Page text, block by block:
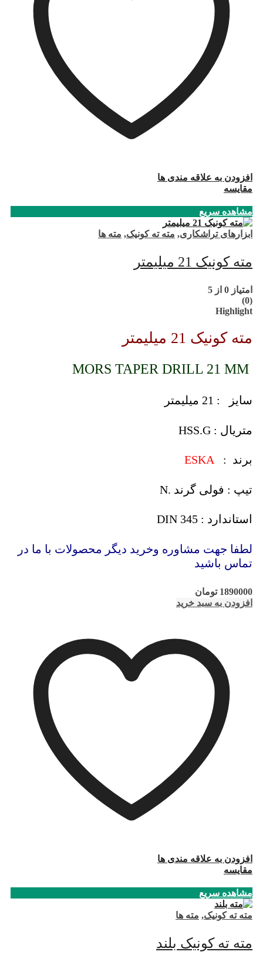
افزودن به علاقه مندی ها
مقایسه
مشاهده سریع
ابزارهای تراشکاری, مته ته کونیک, مته ها
مته کونیک 21 میلیمتر
امتیاز 0 از 5
(0)
Highlight
مته کونیک 21 میلیمتر
سایز : 21 میلیمتر
متریال : HSS.G
برند :
تیپ : فولی گرند .N
استاندارد : DIN 345
لطفا جهت مشاوره وخرید دیگر محصولات با ما در
تماس باشید
1890000 تومان
افزودن به سبد خرید
افزودن به علاقه مندی ها
مقایسه
مشاهده سریع
مته ته کونیک, مته ها
مته ته کونیک بلند